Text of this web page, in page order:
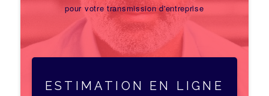
pour votre transmission d'entreprise
ESTIMATION EN LIGNE